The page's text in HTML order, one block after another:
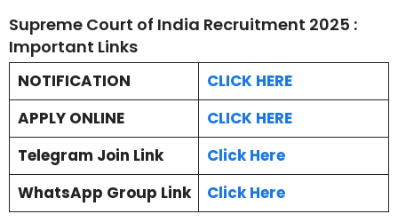
Supreme Court of India Recruitment 2025 :
Important Links
NOTIFICATION
CLICK HERE
APPLY ONLINE
CLICK HERE
Telegram Join Link
Click Here
WhatsApp Group Link
Click Here